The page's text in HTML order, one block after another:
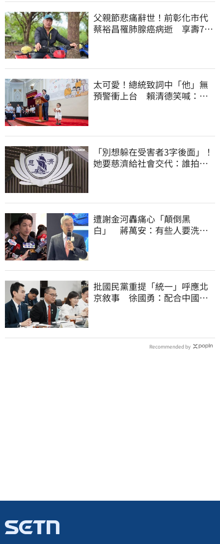
父親節悲痛辭世！前彰化市代
蔡裕昌罹肺腺癌病逝 享壽71
太可愛！總統致詞中「他」無
預警衝上台 賴清德笑喊：卸
「別想躲在受害者3字後面」！
她要慈濟給社會交代：誰拍板
遭謝金河轟痛心「顛倒黑
白」 蔣萬安：有些人要洗人
批國民黨重提「統一」呼應北
京敘事 徐國勇：配合中國削
Recommended by